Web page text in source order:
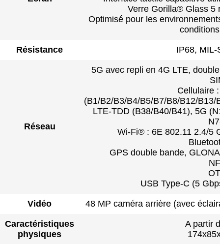
Verre Gorilla® Glass 5
Optimisé pour les
Résistance IP68, MIL-
Réseau
5G avec repli en 4G LTE,
Cellulaire
(B1/B2/B3/B4/B5/B7/B8/B12/
LTE-TDD (B38/B40/B41), 5G
Wi-Fi® : 6E 802.11 2.4/5
GPS double bande,
USB Type-C (5
Vidéo 48 MP caméra arrière (avec
Caractéristiques
physiques
A partir